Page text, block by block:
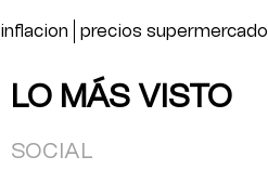
inflacion precios supermercado
LO MÁS VISTO
SOCIAL